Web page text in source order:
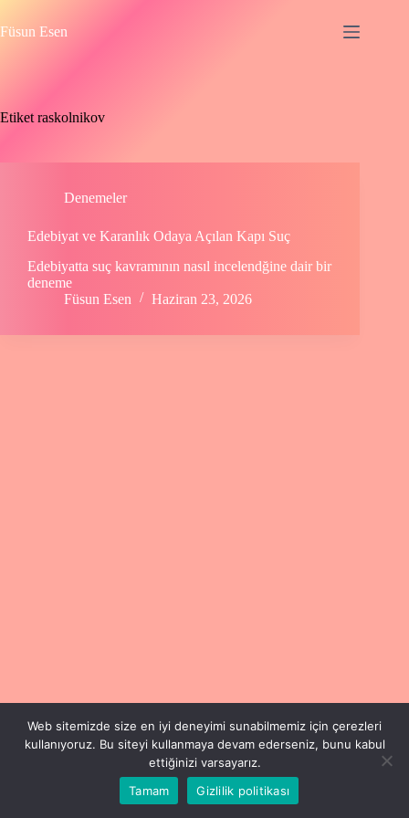
to
content
Füsun Esen
Etiket raskolnikov
Denemeler
Edebiyat ve Karanlık Odaya Açılan Kapı Suç
Edebiyatta suç kavramının nasıl incelendğine dair bir
deneme
Füsun Esen
Haziran 23, 2026
Copyright © 2024 Füsun Esen
Web sitemizde size en iyi deneyimi sunabilmemiz için çerezleri
kullanıyoruz. Bu siteyi kullanmaya devam ederseniz, bunu kabul
ettiğinizi varsayarız.
Tamam
Gizlilik politikası